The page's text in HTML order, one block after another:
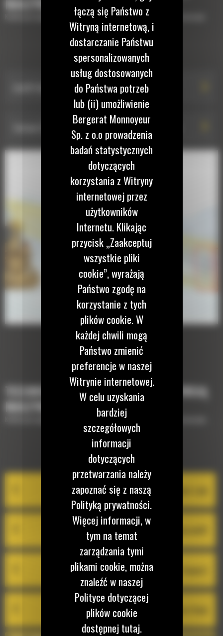
Krótki opis wyposażenia lub osprzętów potrzebnych do uzupełnienia maszyny
ZESTAWY TECHNOLOGII
Cat® Vision System with Personnel Detection
Zestaw Cat® Vision System with Surround Vision
TECHNOLOGIE, KTÓRE UZUPEŁNIĄ TWOJĄ
MASZYNĘ
Krótki opis wyposażenia lub technologii potrzebnych do uzupełnienia maszyny
EQUIPMENT MANAGEMENT
System Cat Product Link
Cat Inspect
łączą się Państwo z
Witryną internetową, i
dostarczanie Państwu
spersonalizowanych
usług dostosowanych
do Państwa potrzeb
lub (ii) umożliwienie
Bergerat Monnoyeur
Sp. z o.o prowadzenia
badań statystycznych
dotyczących
korzystania z Witryny
internetowej przez
użytkowników
Internetu. Klikając
przycisk „Zaakceptuj
wszystkie pliki
cookie”, wyrażają
Państwo zgodę na
korzystanie z tych
plików cookie. W
każdej chwili mogą
Państwo zmienić
preferencje w naszej
Witrynie internetowej.
W celu uzyskania
bardziej
szczegółowych
informacji
dotyczących
przetwarzania należy
zapoznać się z naszą
Polityką prywatności.
Więcej informacji, w
tym na temat
zarządzania tymi
plikami cookie, można
znaleźć w naszej
Polityce dotyczącej
plików cookie
dostępnej tutaj.